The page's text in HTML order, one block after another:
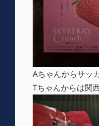
Aちゃんからサッ
Tちゃんからは関